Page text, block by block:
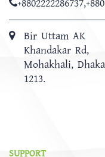
+8802222286737,
Bir Uttam AK
Khandakar Rd,
Mohakhali, Dhaka
1213.
SUPPORT